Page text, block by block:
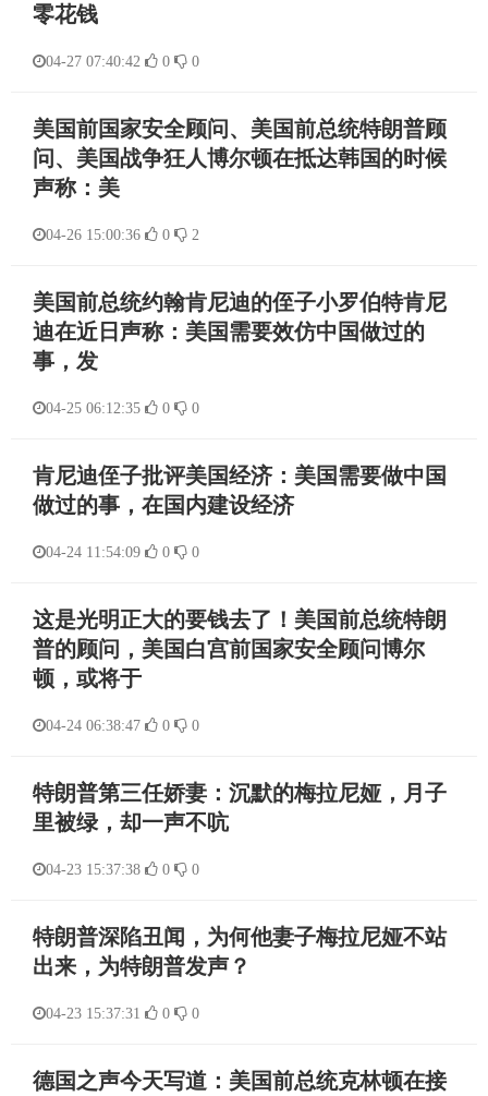
零花钱
04-27 07:40:42 0 0
美国前国家安全顾问、美国前总统特朗普顾
问、美国战争狂人博尔顿在抵达韩国的时候
声称：美
04-26 15:00:36 0 2
美国前总统约翰肯尼迪的侄子小罗伯特肯尼
迪在近日声称：美国需要效仿中国做过的
事，发
04-25 06:12:35 0 0
肯尼迪侄子批评美国经济：美国需要做中国
做过的事，在国内建设经济
04-24 11:54:09 0 0
这是光明正大的要钱去了！美国前总统特朗
普的顾问，美国白宫前国家安全顾问博尔
顿，或将于
04-24 06:38:47 0 0
特朗普第三任娇妻：沉默的梅拉尼娅，月子
里被绿，却一声不吭
04-23 15:37:38 0 0
特朗普深陷丑闻，为何他妻子梅拉尼娅不站
出来，为特朗普发声？
04-23 15:37:31 0 0
德国之声今天写道：美国前总统克林顿在接